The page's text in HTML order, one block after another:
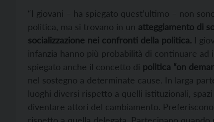
“I giovani – ha spiegato quest’ultimo – non
politica, ma si trovano in un atteggiamento di
socializzazione nei confronti della politica. I
infanzia hanno più probabilità di continuare ad
spiegato anche il concetto di politica “on
nel sostegno a determinate cause. In larga
luoghi diversi rispetto a quelli istituzionali,
diventare attori del cambiamento.